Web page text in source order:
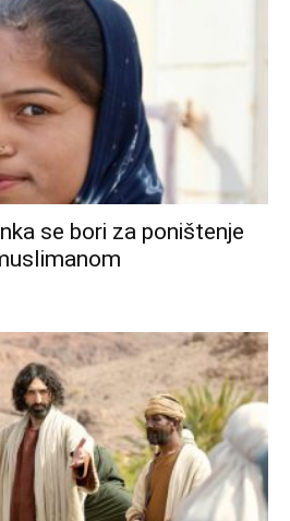
se bori za poništenje